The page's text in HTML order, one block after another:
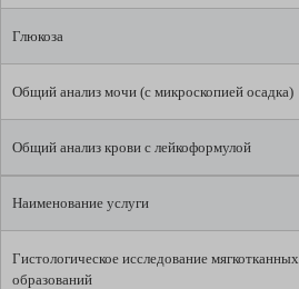
Глюкоза
Общий анализ мочи (с микроскопией осадка)
Общий анализ крови с лейкоформулой
Наименование услуги
Гистологическое исследование мягкотканных
образований